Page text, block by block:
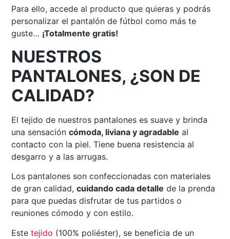
Para ello, accede al producto que quieras y podrás
personalizar el pantalón de fútbol como más te
guste… ¡Totalmente gratis!
NUESTROS
PANTALONES, ¿SON DE
CALIDAD?
El tejido de nuestros pantalones es suave y brinda
una sensacióncómoda, liviana y agradable al
contacto con la piel. Tiene buena resistencia al
desgarro y a las arrugas.
Los pantalones son confeccionadas con materiales
de gran calidad,cuidando cada detalle de la prenda
para que puedas disfrutar de tus partidos o
reuniones cómodo y con estilo.
Estetejido (100% poliéster), se beneficia de un